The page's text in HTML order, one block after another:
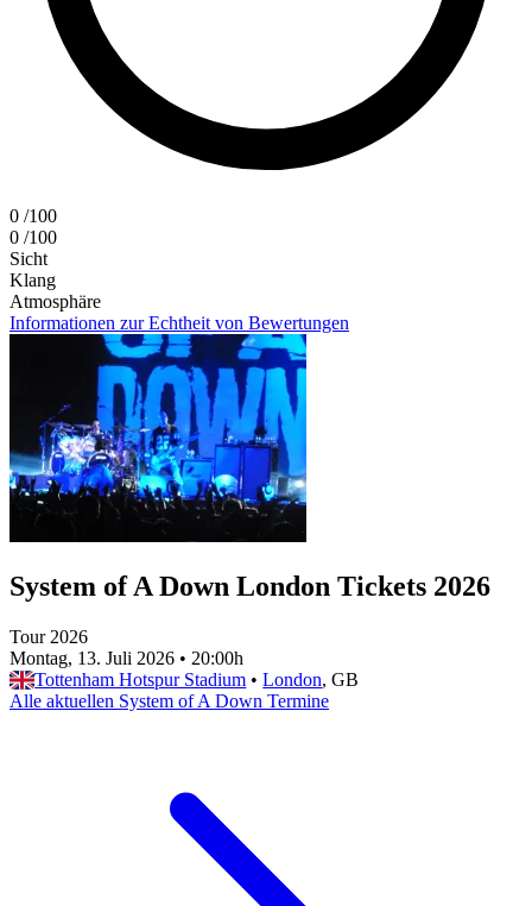
0 /100
0 /100
Sicht
Klang
Atmosphäre
Informationen zur Echtheit von Bewertungen
System of A Down London Tickets 2026
Tour 2026
Montag, 13. Juli 2026 • 20:00h
Tottenham Hotspur Stadium • London, GB
Alle aktuellen System of A Down Termine